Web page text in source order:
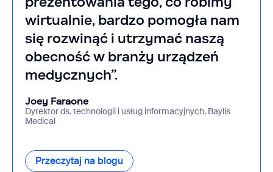
wirtualnie, bardzo pomogła nam
się rozwinąć i utrzymać naszą
obecność w branży urządzeń
medycznych”.
Joey Faraone
Dyrektor ds. technologii i usług informacyjnych, Baylis
Medical
Przeczytaj na blogu